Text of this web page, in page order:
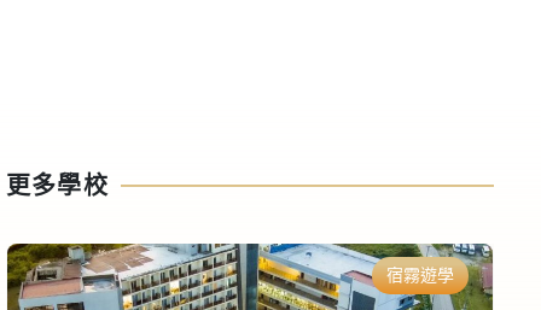
更多學校
宿霧遊學